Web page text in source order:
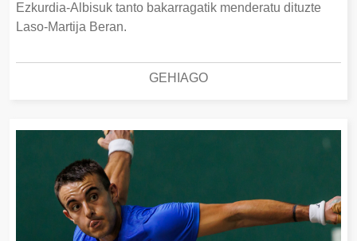
Ezkurdia-Albisuk tanto bakarragatik menderatu dituzte
Laso-Martija Beran.
GEHIAGO